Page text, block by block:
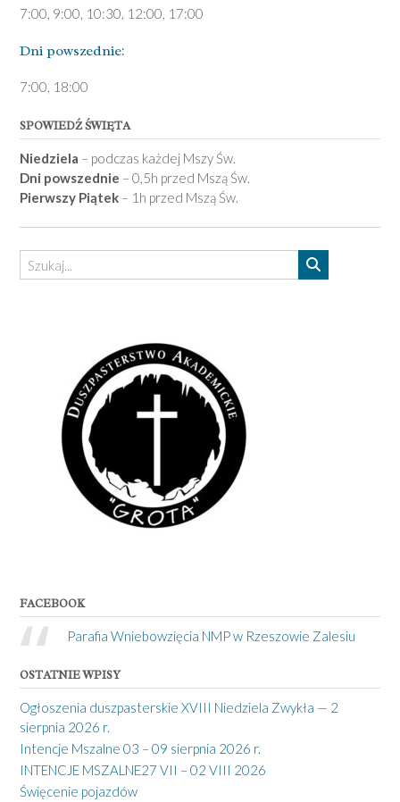
7:00, 9:00, 10:30, 12:00, 17:00
Dni pows­zednie:
7­:00, 18:00­
SPOWIEDŹ ŚWIĘTA
Niedziela – podczas każdej Mszy Św.
Dni powszednie – 0,5h przed Mszą Św.
Pierwszy Piątek – 1h przed Mszą Św.
FACEBOOK
Parafia Wniebowzięcia NMP w Rzeszowie Zalesiu
OSTATNIE WPISY
Ogłoszenia duszpasterskie XVIII Niedziela Zwykła — 2
sierpnia 2026 r.
Intencje Mszalne 03 – 09 sierpnia 2026 r.
INTENCJE MSZALNE27 VII – 02 VIII 2026
Święcenie pojazdów